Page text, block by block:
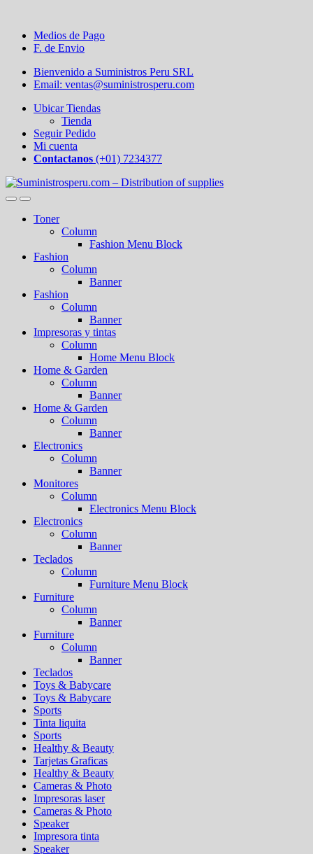
Medios de Pago
F. de Envio
Bienvenido a Suministros Peru SRL
Email: ventas@suministrosperu.com
Ubicar Tiendas
Tienda
Seguir Pedido
Mi cuenta
Contactanos (+01) 7234377
Toner
Column
Fashion Menu Block
Fashion
Column
Banner
Fashion
Column
Banner
Impresoras y tintas
Column
Home Menu Block
Home & Garden
Column
Banner
Home & Garden
Column
Banner
Electronics
Column
Banner
Monitores
Column
Electronics Menu Block
Electronics
Column
Banner
Teclados
Column
Furniture Menu Block
Furniture
Column
Banner
Furniture
Column
Banner
Teclados
Toys & Babycare
Toys & Babycare
Sports
Tinta liquita
Sports
Healthy & Beauty
Tarjetas Graficas
Healthy & Beauty
Cameras & Photo
Impresoras laser
Cameras & Photo
Speaker
Impresora tinta
Speaker